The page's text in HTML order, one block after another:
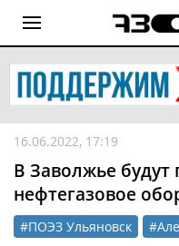
16.06.2022, 17:19
В Заволжье будут
нефтегазовое
#ПОЭЗ Ульяновск